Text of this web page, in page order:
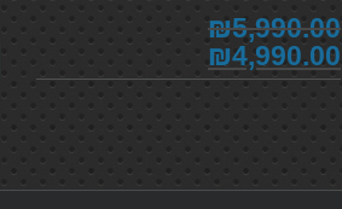
₪5,990.00
₪4,990.00